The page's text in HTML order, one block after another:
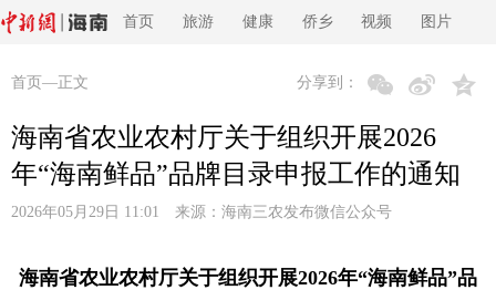
首页 旅游 健康 侨乡 视频 图片
首页 —正文 分享到：
海南省农业农村厅关于组织开展2026
年“海南鲜品”品牌目录申报工作的通知
2026年05月29日 11:01 来源： 海南三农发布微信公众号
海南省农业农村厅关于组织开展2026年“海南鲜品”品